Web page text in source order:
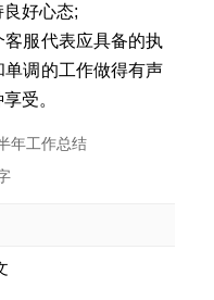
好心态;
服代表应具备的执
调的工作做得有声
受。
年工作总结